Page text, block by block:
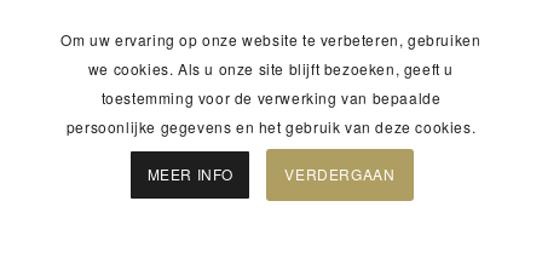
Om uw ervaring op onze website te verbeteren, gebruiken
we cookies. Als u onze site blijft bezoeken, geeft u
toestemming voor de verwerking van bepaalde
persoonlijke gegevens en het gebruik van deze cookies.
MEER INFO VERDERGAAN